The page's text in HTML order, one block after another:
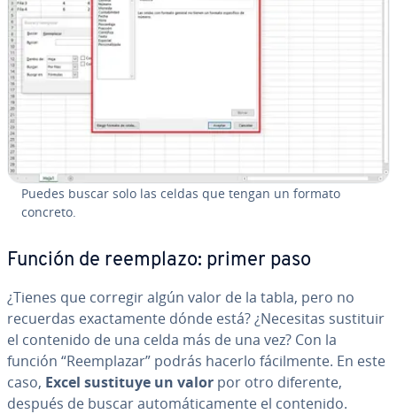
Puedes buscar solo las celdas que tengan un formato
concreto.
Función de reemplazo: primer paso
¿Tienes que corregir algún valor de la tabla, pero no
recuerdas exac­ta­me­n­te dónde está? ¿Necesitas sustituir
el contenido de una celda más de una vez? Con la
función “Re­em­pla­zar” podrás hacerlo fá­ci­l­me­n­te. En este
caso, Excel sustituye un valor por otro diferente,
después de buscar au­to­má­ti­ca­me­n­te el contenido.